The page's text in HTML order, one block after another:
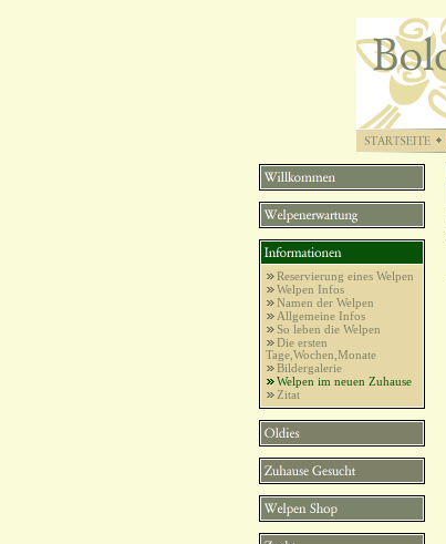
Reservierung eines Welpen
Welpen Infos
Namen der Welpen
Allgemeine Infos
So leben die Welpen
Die ersten
Tage,Wochen,Monate
Bildergalerie
Welpen im neuen Zuhause
Zitat